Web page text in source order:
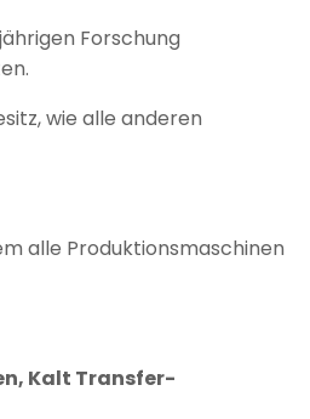
Forschung
wie alle anderen
alle Produktionsmaschinen
Kalt Transfer-